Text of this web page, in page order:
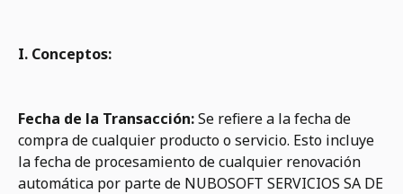
I. Conceptos:
Fecha de la Transacción:Se refiere a la fecha de
compra de cualquier producto o servicio. Esto incluye
la fecha de procesamiento de cualquier renovación
automática por parte de NUBOSOFT SERVICIOS SA DE